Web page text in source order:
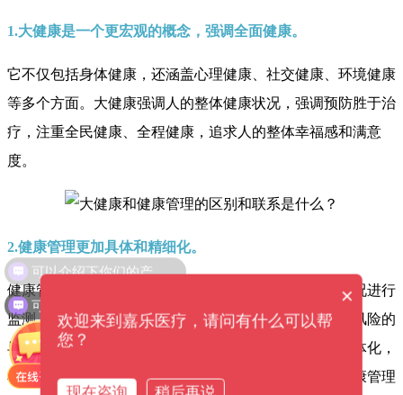
1.大健康是一个更宏观的概念，强调全面健康。
它不仅包括身体健康，还涵盖心理健康、社交健康、环境健康
等多个方面。大健康强调人的整体健康状况，强调预防胜于治
疗，注重全民健康、全程健康，追求人的整体幸福感和满意
度。
2.健康管理更加具体和精细化。
健康管理是指通过科学的方法和手段，对个体的健康状况进行
监测、评估、分析，并采取相应的干预措施，实现健康风险的
早期发现和管理，提高个体健康水平。健康管理强调个体化，
根据每个人的特点、需求和风险因素，制定个性化的健康管理
可以介绍下你们的产品么？
可以提供解决方案吗？ ×
欢迎来到嘉乐医疗，请问有什么可以帮
您？